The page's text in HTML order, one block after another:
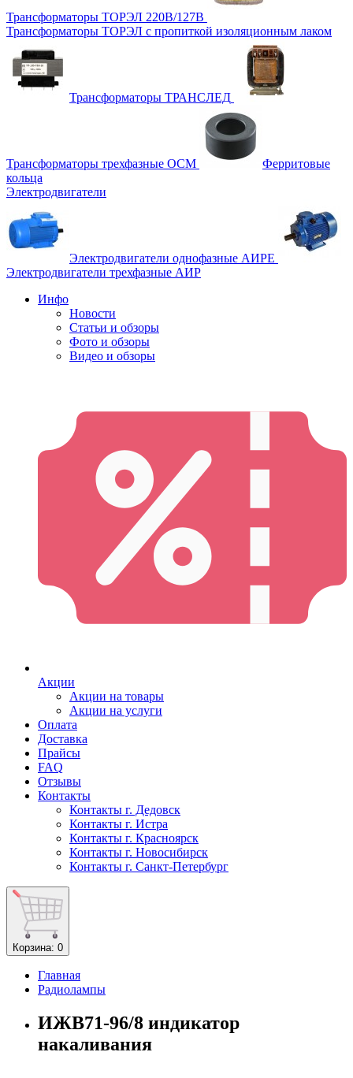
Трансформаторы ТОРЭЛ 220В/127В
Трансформаторы ТОРЭЛ с пропиткой изоляционным лаком
Трансформаторы ТРАНСЛЕД
Трансформаторы трехфазные ОСМ
Ферритовые
кольца
Электродвигатели
Электродвигатели однофазные АИРЕ
Электродвигатели трехфазные АИР
Инфо
Новости
Статьи и обзоры
Фото и обзоры
Видео и обзоры
Акции
Акции на товары
Акции на услуги
Оплата
Доставка
Прайсы
FAQ
Отзывы
Контакты
Контакты г. Дедовск
Контакты г. Истра
Контакты г. Красноярск
Контакты г. Новосибирск
Контакты г. Санкт-Петербург
Корзина: 0
Главная
Радиолампы
ИЖВ71-96/8 индикатор
накаливания